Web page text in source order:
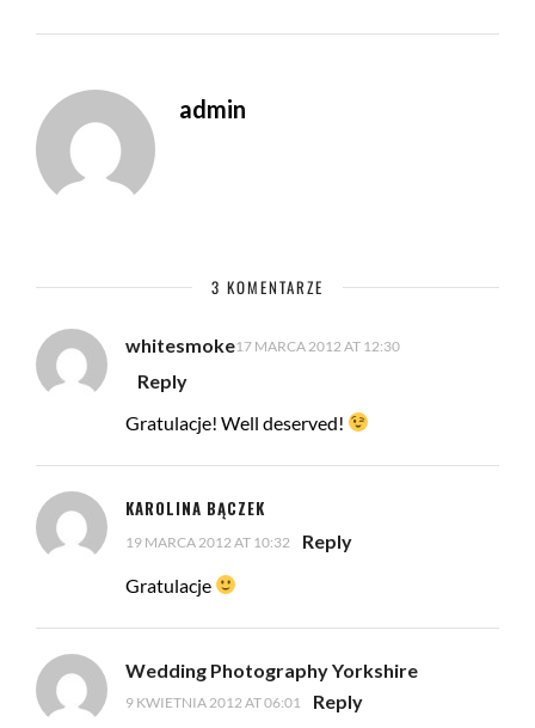
admin
3 KOMENTARZE
whitesmoke17 MARCA 2012 AT 12:30
Reply
Gratulacje! Well deserved!
KAROLINA BĄCZEK
19 MARCA 2012 AT 10:32
Reply
Gratulacje
Wedding Photography Yorkshire
9 KWIETNIA 2012 AT 06:01
Reply